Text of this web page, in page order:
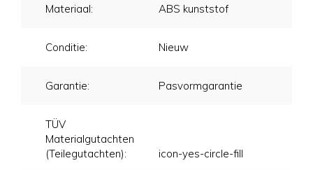
Materiaal: ABS kunststof
Conditie: Nieuw
Garantie: Pasvormgarantie
TÜV
Materialgutachten
(Teilegutachten):
icon-yes-circle-fill